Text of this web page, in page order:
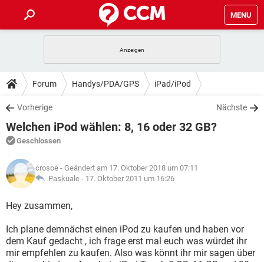
MENU
ANDROID IOS
WINDOWS 10
WHATSAPP TIKTOK
FACEBOOK
TIPPS & TRICKS
SPIELE STREAMING
WINDOWS 10
WHATSAPP
FACEBOOK HARDWARE
DOWNLOADS
SPIELE STREAMING
ANDROID
WINDOWS 10 INSTAGRAM
WHATSAPP
FACEBOOK
FORUM
SPIELE
ANDROID IOS
FACEBOOK HARDWARE
LEXIKON
SPIELE
ANDROID
WINDOWS 10 INSTAGRAM
WHATSAPP TIKTOK
Forum Handys/PDA/GPS iPad/iPod
Vorherige Nächste
Welchen iPod wählen: 8, 16 oder 32 GB?
Geschlossen
crosoe - Geändert am 17. Oktober 2018 um 07:11
Paskuale - 17. Oktober 2011 um 16:26
Hey zusammen,
Ich plane demnächst einen iPod zu kaufen und haben vor
dem Kauf gedacht , ich frage erst mal euch was würdet ihr
mir empfehlen zu kaufen. Also was könnt ihr mir sagen über